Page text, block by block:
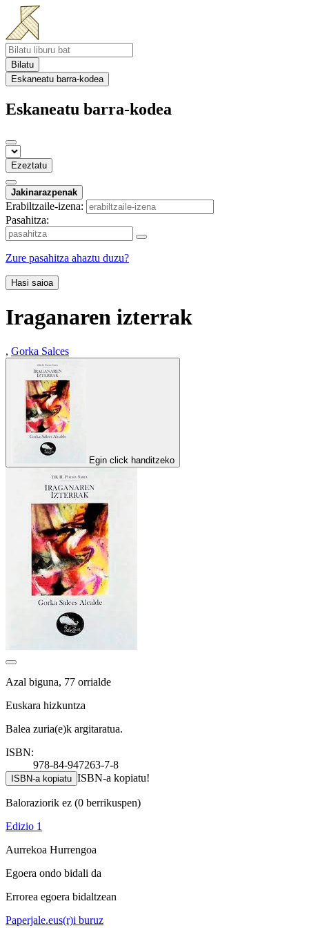
Bilatu
Eskaneatu barra-kodea
Eskaneatu barra-kodea
Ezeztatu
Jakinarazpenak
Erabiltzaile-izena:
Pasahitza:
Zure pasahitza ahaztu duzu?
Hasi saioa
Iraganaren izterrak
, Gorka Salces
Egin click handitzeko
Azal biguna, 77 orrialde
Euskara hizkuntza
Balea zuria(e)k argitaratua.
ISBN:
978-84-947263-7-8
ISBN-a kopiatu ISBN-a kopiatu!
Baloraziorik ez (0 berrikuspen)
Edizio 1
Aurrekoa Hurrengoa
Egoera ondo bidali da
Errorea egoera bidaltzean
Paperjale.eus(r)i buruz